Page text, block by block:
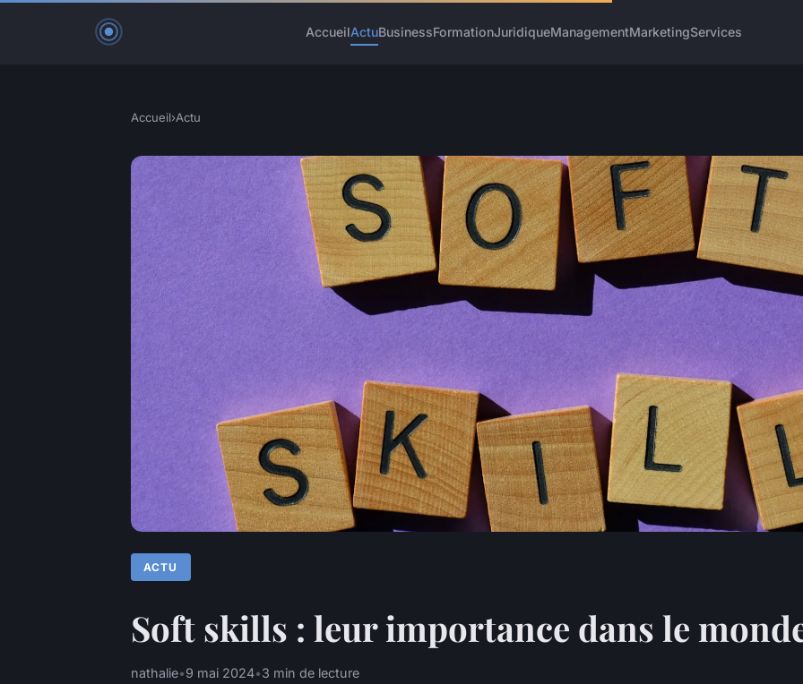
AccueilActuBusinessFormationJuridiqueManagementMarketingServices
Accueil›Actu
ACTU
Soft skills : leur importance dans le
nathalie•9 mai 2024•3 min de lecture